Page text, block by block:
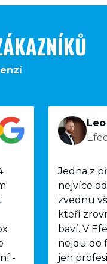
-
Jedna z
nejvíce
zvednu
kteří
baví. V
nejdu do
jen